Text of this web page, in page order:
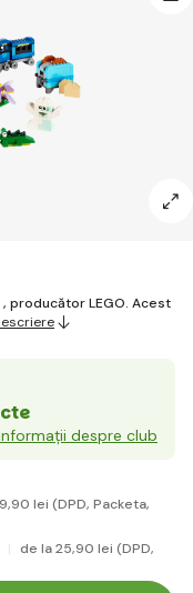
, producător LEGO. Acest
despre club
,90 lei (DPD, Packeta,
de la 25,90 lei (DPD,